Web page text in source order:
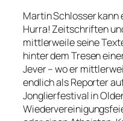
Martin Schlosser kann
Hurra! Zeitschriften
mittlerweile seine
hinter dem Tresen
Jever – wo er
endlich als Reporter
Jonglierfestival in